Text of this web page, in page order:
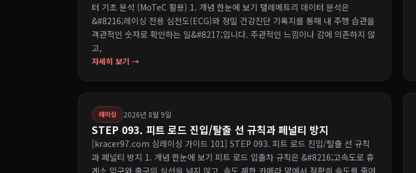
터 기초 분석 (MoTeC 활용) 1. 개념 한눈에 보기 텔레메트리 데이터 분석은
&#8216;레이싱 전용 심전도(ECG)와 정밀 건강진단 기록지를 통해 내 주행 습관을
객관적인 숫자로 확인하는 일&#8217;입니다. 주관적인 느낌이나 감에 의존하지 않
고,
자세히 보기 →
레이싱 2026년 8월 9일
STEP 093. 피트 로드 진입/탈출 선 규칙과 페널티 방지
[kracer97.com 심레이싱 가이드 101] STEP 093. 피트 로드 진입/탈출 선 규칙
과 페널티 방지 1. 개념 한눈에 보기 피트 로드 입출차 규칙은 &#8216;고속도로 휴
게소 입구와 출구의 실선을 넘지 않고, 속도 제한 카메라 앞에서 정확히 속도를 줄여